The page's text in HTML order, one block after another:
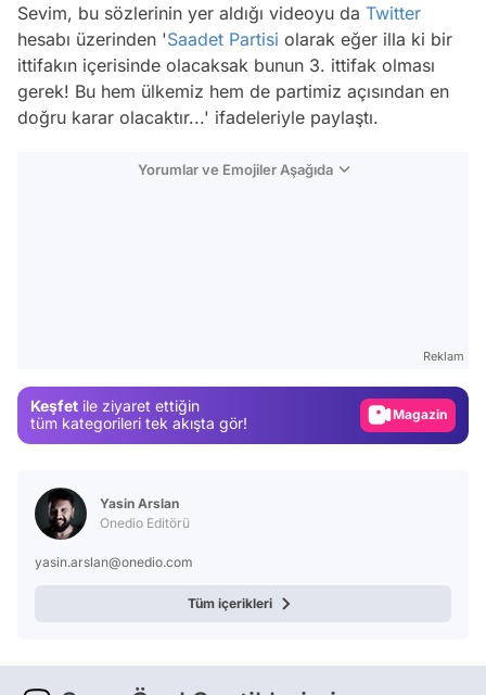
Sevim, bu sözlerinin yer aldığı videoyu da Twitter
hesabı üzerinden 'Saadet Partisi olarak eğer illa ki bir
ittifakın içerisinde olacaksak bunun 3. ittifak olması
gerek! Bu hem ülkemiz hem de partimiz açısından en
doğru karar olacaktır...' ifadeleriyle paylaştı.
Yorumlar ve Emojiler Aşağıda
Reklam
Keşfet ile ziyaret ettiğin
tüm kategorileri tek akışta gör!
Magazin
Yasin Arslan
Onedio Editörü
yasin.arslan@onedio.com
Tüm içerikleri